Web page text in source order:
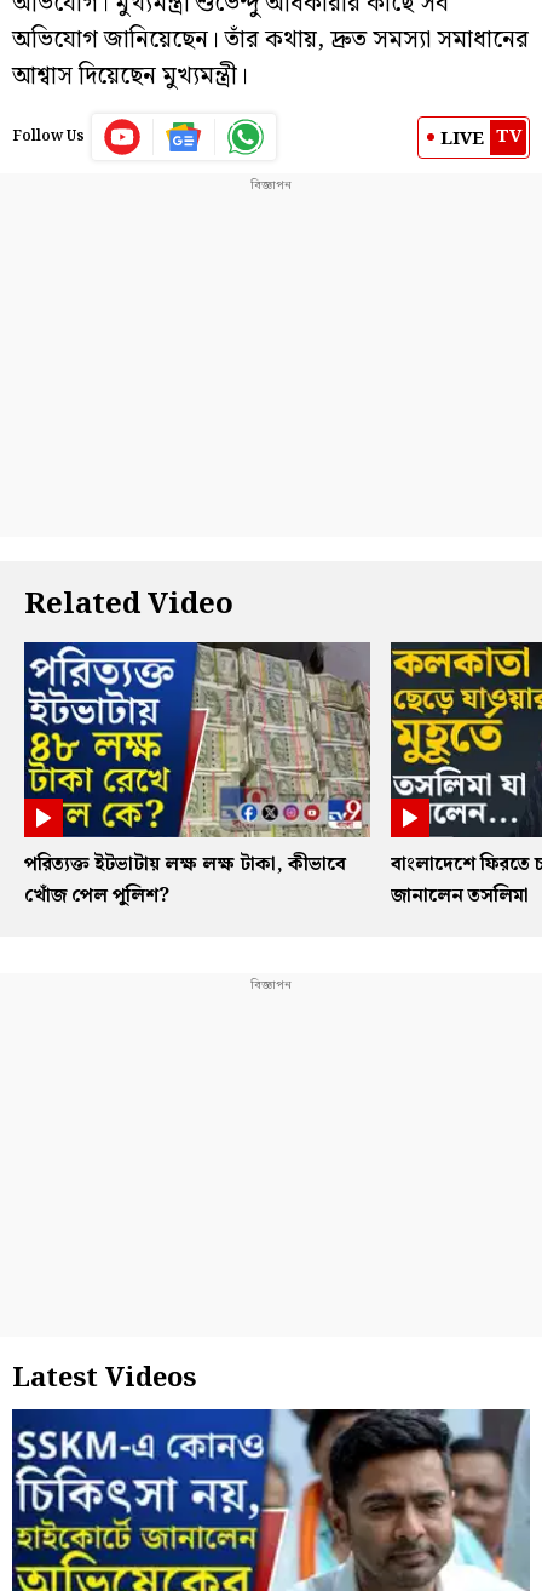
অভিযোগ জানিয়েছেন। তাঁর কথায়, দ্রুত সমস্যা সমাধানের
আশ্বাস দিয়েছেন মুখ্যমন্ত্রী।
Follow Us LIVE TV
Related Video
পরিত্যক্ত ইটভাটায় লক্ষ লক্ষ টাকা, কীভাবে
খোঁজ পেল পুলিশ?
বাংলাদেশে ফিরতে
জানালেন তসলিমা
Latest Videos